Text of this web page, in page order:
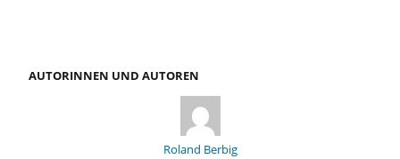
AUTORINNEN UND AUTOREN
Roland Berbig